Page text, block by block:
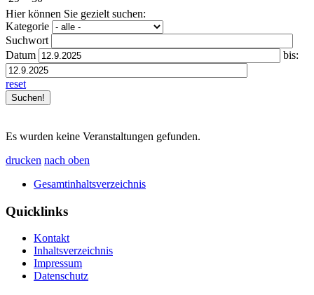
Hier können Sie gezielt suchen:
Kategorie
Suchwort
Datum
bis:
reset
Es wurden keine Veranstaltungen gefunden.
drucken nach oben
Gesamtinhaltsverzeichnis
Quicklinks
Kontakt
Inhaltsverzeichnis
Impressum
Datenschutz